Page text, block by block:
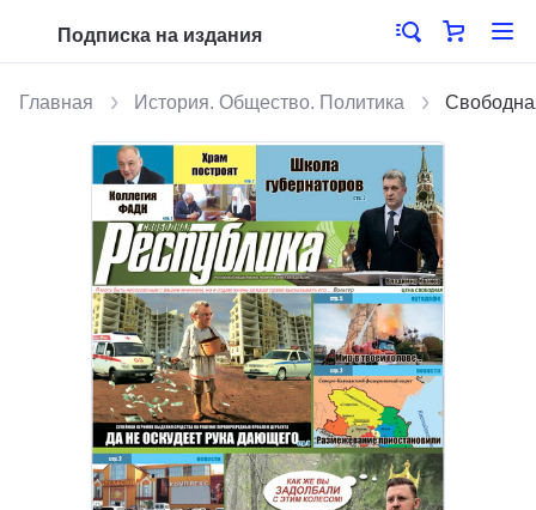
Подписка на издания
Главная История. Общество. Политика